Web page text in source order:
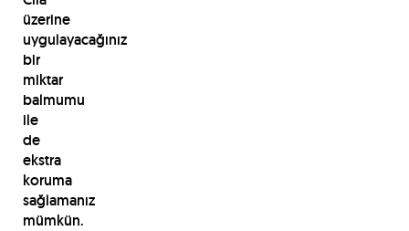
üzerine
uygulayacağınız
bir
miktar
balmumu
ile
de
ekstra
koruma
sağlamanız
mümkün.